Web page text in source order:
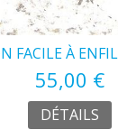
FACILE À
55,00 €
DÉTAILS